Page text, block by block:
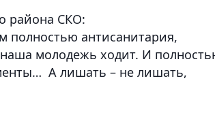
района СКО:
полностью антисанитария,
наша молодежь ходит. И
А лишать – не лишать,